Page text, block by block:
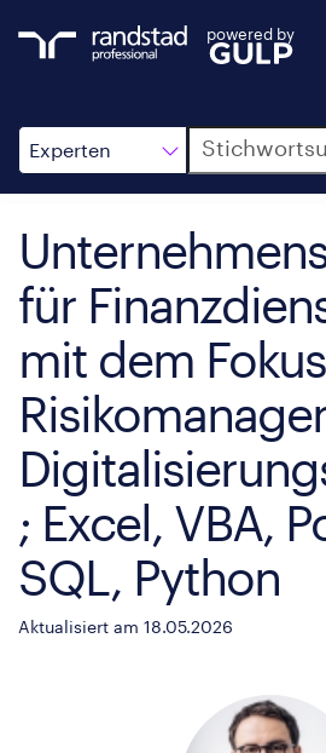
powered by
Experten
Suche
für
mit dem
; Excel, VBA,
SQL, Python
Aktualisiert am 18.05.2026